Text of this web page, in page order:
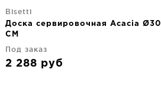
Bisetti
Доска сервировочная Acacia Ø30
CM
Под заказ
2 288 руб